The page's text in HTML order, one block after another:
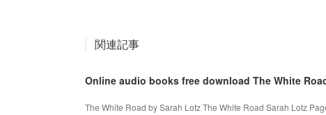
関連記事
Online audio books free download The White
The White Road by Sarah Lotz The White Road Sarah Lotz